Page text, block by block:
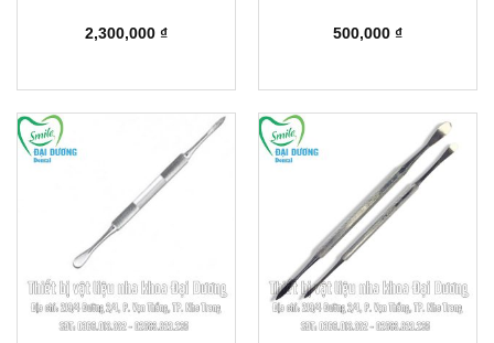
2,300,000 ₫ 500,000 ₫